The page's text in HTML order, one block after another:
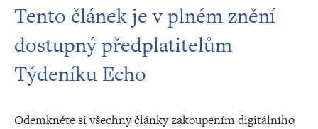
Tento článek je v plném znění
dostupný předplatitelům
Týdeníku Echo
Odemkněte si všechny články zakoupením digitálního